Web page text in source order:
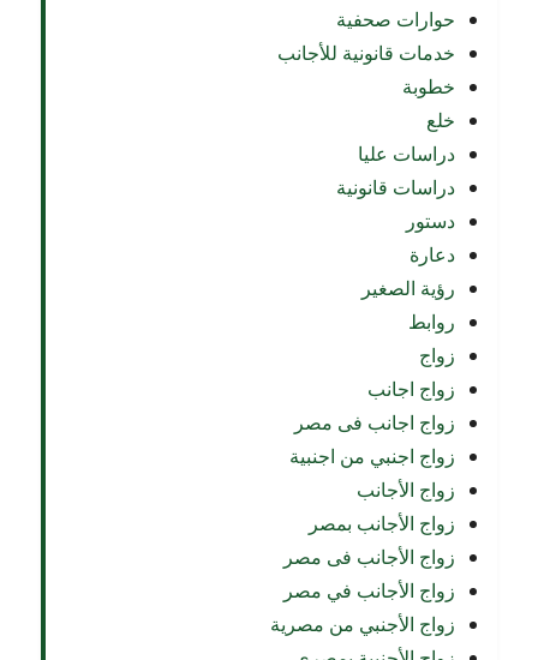
حوارات صحفية
خدمات قانونية للأجانب
خطوبة
خلع
دراسات عليا
دراسات قانونية
دستور
دعارة
رؤية الصغير
روابط
زواج
زواج اجانب
زواج اجانب فى مصر
زواج اجنبي من اجنبية
زواج الأجانب
زواج الأجانب بمصر
زواج الأجانب فى مصر
زواج الأجانب في مصر
زواج الأجنبي من مصرية